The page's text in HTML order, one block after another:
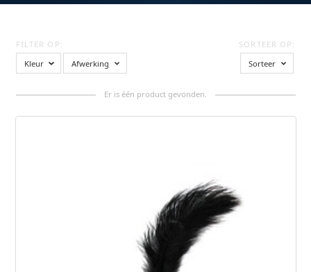
FILTER OP:
Kleur
Afwerking
SORTEER OP:
Sorteer